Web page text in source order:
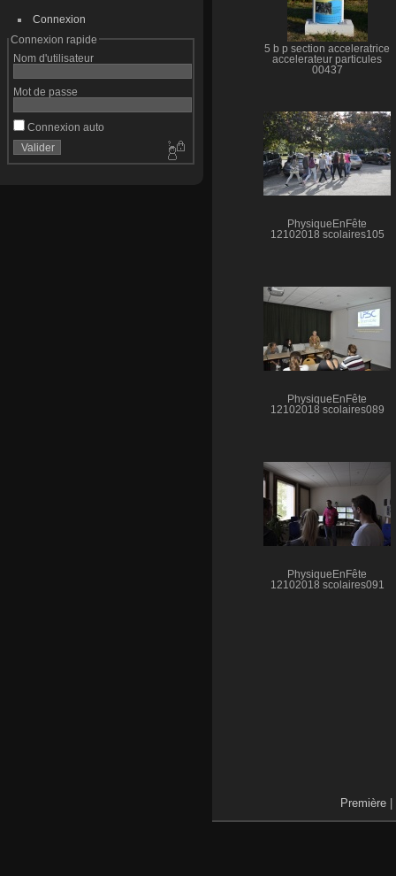
Connexion
Connexion rapide
Nom d'utilisateur
Mot de passe
Connexion auto
5 b p section acceleratrice
accelerateur particules
00437
PhysiqueEnFête
12102018 scolaires105
PhysiqueEnFête
12102018 scolaires089
PhysiqueEnFête
12102018 scolaires091
Première